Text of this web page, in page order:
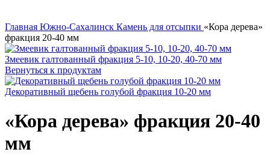
Главная Южно-Сахалинск Камень для отсыпки «Кора дерева»
фракция 20-40 мм
Змеевик галтованный фракция 5-10, 10-20, 40-70 мм
Вернуться к продуктам
Декоративный щебень голубой фракция 10-20 мм
«Кора дерева» фракция 20-40
мм